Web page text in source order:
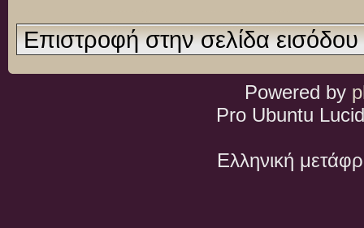
Επιστροφή στην σελίδα εισόδου
Powered by
Pro Ubuntu
Ελληνική